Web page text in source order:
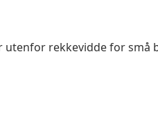
utenfor rekkevidde for små